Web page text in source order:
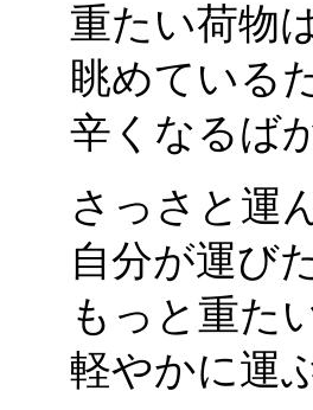
重たい荷物
眺めている
辛くなるば
さっさと運
自分が運び
もっと重た
軽やかに運